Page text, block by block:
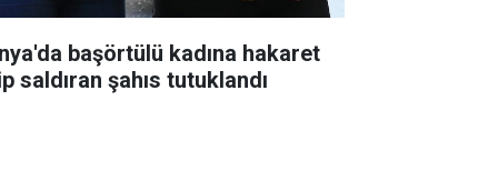
başörtülü kadına hakaret
saldıran şahıs tutuklandı